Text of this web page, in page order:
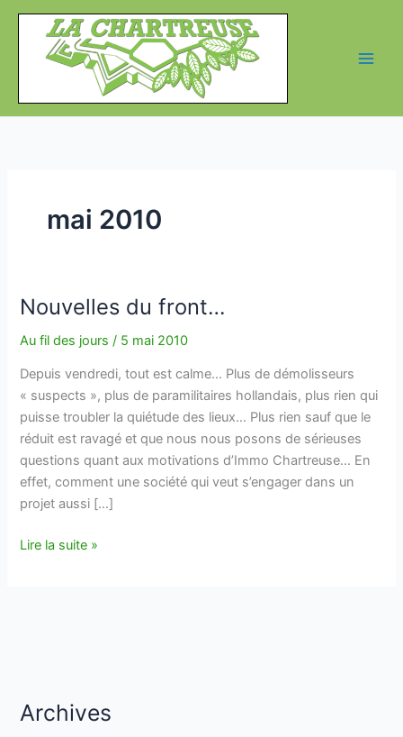
Aller
contenu
mai 2010
Nouvelles du front…
Au fil des jours / 5 mai 2010
Depuis vendredi, tout est calme… Plus de démolisseurs
« suspects », plus de paramilitaires hollandais, plus rien qui
puisse troubler la quiétude des lieux… Plus rien sauf que le
réduit est ravagé et que nous nous posons de sérieuses
questions quant aux motivations d’Immo Chartreuse… En
effet, comment une société qui veut s’engager dans un
projet aussi […]
Nouvelles
Lire la suite »
Archives